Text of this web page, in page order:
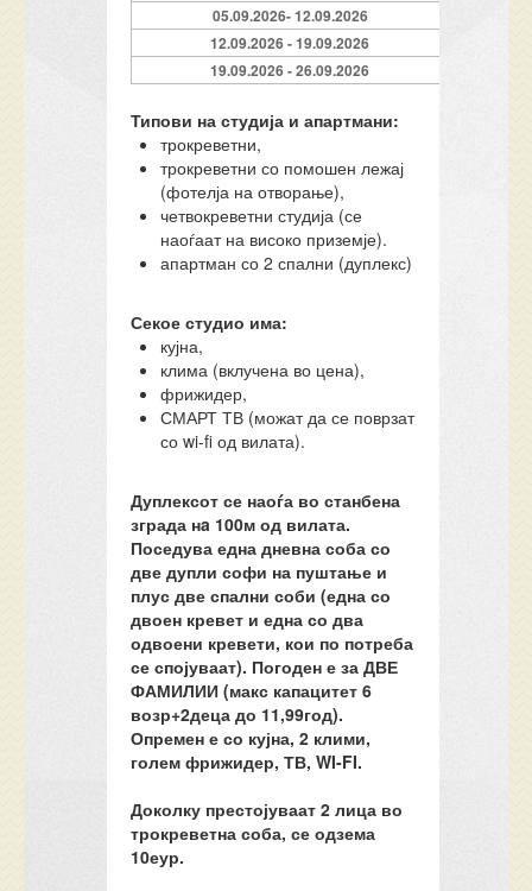
05.09.2026- 12.09.2026
12.09.2026 - 19.09.2026
19.09.2026 - 26.09.2026
Типови на студија и апартмани:
трокреветни,
трокреветни со помошен лежај
(фотелја на отворање),
четвокреветни студија (се
наоѓаат на високо приземје).
апартман со 2 спални (дуплекс)
Секое студио има:
кујна,
клима (вклучена во цена),
фрижидер,
СМАРТ ТВ (можат да се поврзат
со wi-fi од вилата).
Дуплексот се наоѓа во станбена
зграда нa 100м од вилата.
Поседува една дневна соба со
две дупли софи на пуштање и
плус две спални соби (една со
двоен кревет и една со два
одвоени кревети, кои по потреба
се спојуваат). Погоден е за ДВЕ
ФАМИЛИИ (макс капацитет 6
возр+2деца до 11,99год).
Опремен е со кујна, 2 клими,
голем фрижидер, ТВ, WI-FI.
Доколку престојуваат 2 лица во
трокреветна соба, се одзема
10еур.